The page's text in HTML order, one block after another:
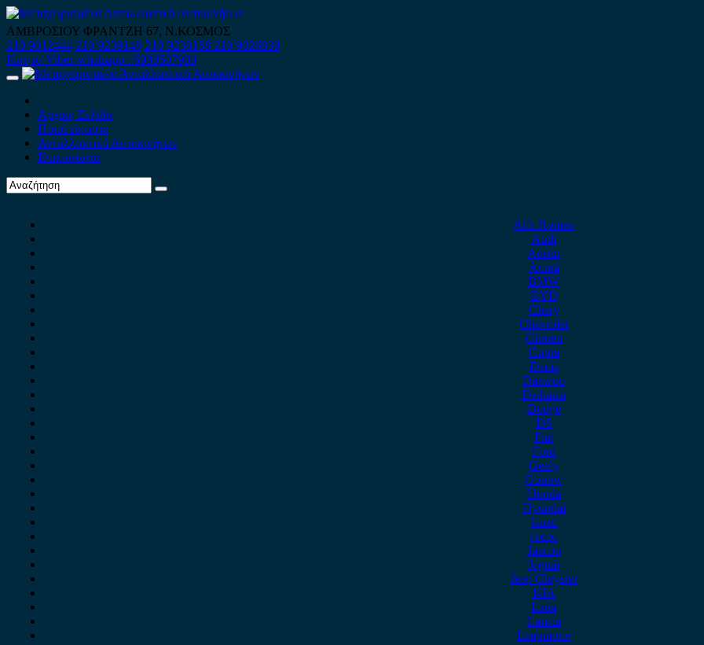
Skip
to
content
ΑΜΒΡΟΣΙΟΥ ΦΡΑΝΤΖΗ 67, Ν.ΚΟΣΜΟΣ
210 9012444 210 9239148 210 9238158 210 9026839
Κινητό-Viber-whatsapp : 6980507900
Primary
Αρχική Σελίδα
Ποιοί είμαστε
Ανταλλακτικά Αυτοκινήτων
Επικοινωνία
Alfa Romeo
Audi
Austin
Acura
BMW
BYD
Chery
Chevrolet
Citroen
Cupra
Dacia
Daewoo
Daihatsu
Dodge
DS
Fiat
Ford
Geely
Gonow
Honda
Hyundai
Isuzu
iveco
Jaecoo
Jaguar
Jeep Chrysler
KIA
Lada
Lancia
Leapmotor